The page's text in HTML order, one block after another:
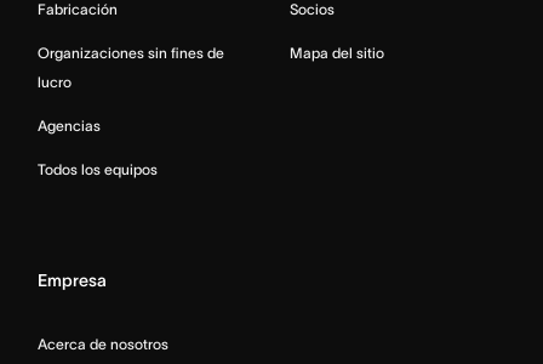
Fabricación
Organizaciones sin fines de
lucro
Agencias
Todos los equipos
Socios
Mapa del sitio
Empresa
Acerca de nosotros